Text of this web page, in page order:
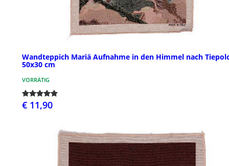
Wandteppich Mariä Aufnahme in den Himmel nach
50x30 cm
VORRÄTIG
€ 11,90